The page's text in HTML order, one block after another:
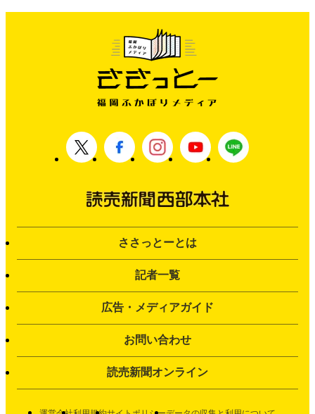
ささっとーとは
記者一覧
広告・メディアガイド
お問い合わせ
読売新聞オンライン